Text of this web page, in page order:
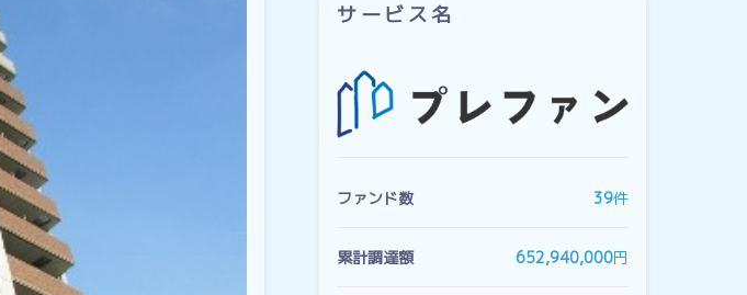
サービス名
ファンド数 39件
累計調達額 652,940,000円